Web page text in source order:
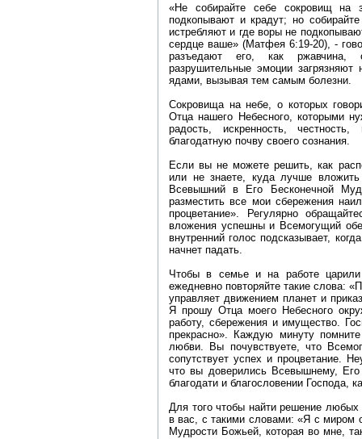
«Не собирайте себе сокровищ
подкопывают и крадут; но
истребляют и где воры не
сердце ваше» (Матфея 6:19-20), -
разъедают его, как ржавчина,
разрушительные эмоции
ядами, вызывая тем самым болезни.
Сокровища на небе, о которых
Отца нашего Небесного, которыми
радость, искренность,
благодатную почву своего сознания.
Если вы не можете решить, как
или не знаете, куда лучше
Всевышний в Его Бесконечной
разместить все мои сбережения
процветание». Регулярно
вложения успешны и Всемогущий
внутренний голос подсказывает,
начнет падать.
Чтобы в семье и на работе
ежедневно повторяйте такие слова:
управляет движением планет и
Я прошу Отца моего Небесного
работу, сбережения и имущество.
прекрасно». Каждую минуту
любви. Вы почувствуете, что
сопутствует успех и процветание.
что вы доверились Всевышнему,
благодати и благословении Господа,
Для того чтобы найти решение любых
в вас, с такими словами: «Я с миром
Мудрости Божьей, которая во мне,